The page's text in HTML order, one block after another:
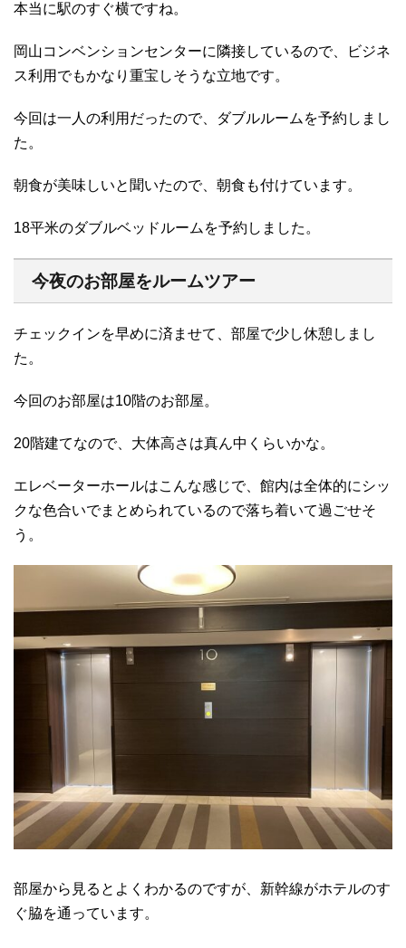
本当に駅のすぐ横ですね。
岡山コンベンションセンターに隣接しているので、ビジネ
ス利用でもかなり重宝しそうな立地です。
今回は一人の利用だったので、ダブルルームを予約しまし
た。
朝食が美味しいと聞いたので、朝食も付けています。
18平米のダブルベッドルームを予約しました。
今夜のお部屋をルームツアー
チェックインを早めに済ませて、部屋で少し休憩しまし
た。
今回のお部屋は10階のお部屋。
20階建てなので、大体高さは真ん中くらいかな。
エレベーターホールはこんな感じで、館内は全体的にシッ
クな色合いでまとめられているので落ち着いて過ごせそ
う。
部屋から見るとよくわかるのですが、新幹線がホテルのす
ぐ脇を通っています。